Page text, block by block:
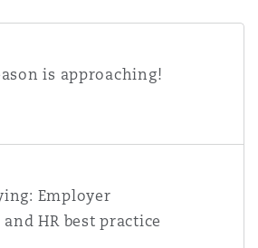
is approaching!
Employer
HR best practice